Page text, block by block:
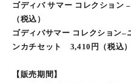
ゴディバ サマー コレクション
（税込）
ゴディバサマー コレクション–
ンカチセット 3,410円（税込）
【販売期間】